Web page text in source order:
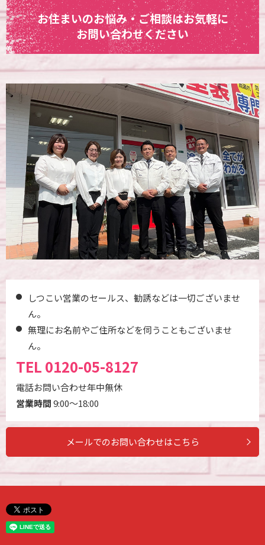
お住まいのお悩み・ご相談はお気軽に
お問い合わせください
しつこい営業のセールス、勧誘などは一切ございませ
ん。
無理にお名前やご住所などを伺うこともございませ
ん。
TEL 0120-05-8127
電話お問い合わせ年中無休
営業時間9:00～18:00
メールでのお問い合わせはこちら